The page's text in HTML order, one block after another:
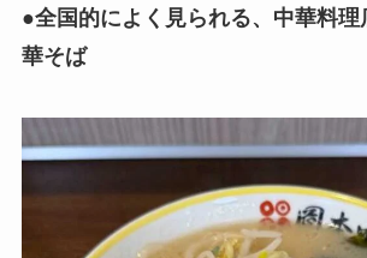
●全国的によく見られる、中華料理
華そば